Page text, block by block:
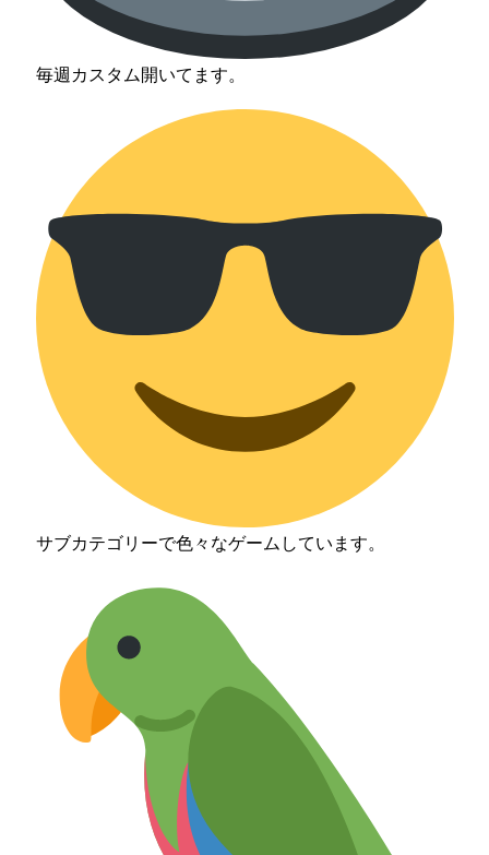
毎週カスタム開いてます。
サブカテゴリーで色々なゲームしています。